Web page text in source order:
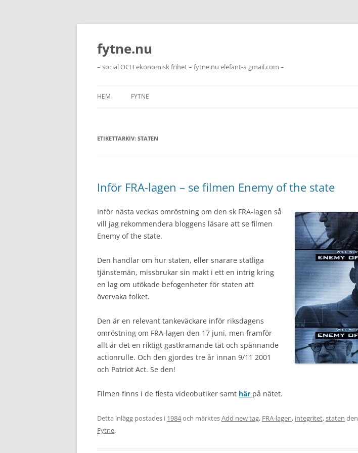
Hoppa
innehåll
fytne.nu
– social OCH ekonomisk frihet – fytne.nu elefant-a gmail.com –
HEM FYTNE
ETIKETTARKIV: STATEN
Inför FRA-lagen – se filmen Enemy of the state
Inför nästa veckas omröstning om den sk FRA-lagen så
vill jag rekommendera bloggens läsare att se filmen
Enemy of the state.
Den handlar om hur staten, eller snarare statliga
tjänstemän, missbrukar sin makt i ett en intrig kring
en lag om utökade befogenheter för staten att
övervaka folket.
Den är en relevant tankeväckare inför riksdagens
omröstning om FRA-lagen den 17 juni, men framför
allt är det en riktigt gastkramande tät och spännande
actionrulle. Och den gjordes tre år innan 9/11 2001
och Patriot Act. Se den!
Filmen finns i de flesta videobutiker samt här på nätet.
Detta inlägg postades i 1984och märktesAdd new tag, FRA-lagen, integritet,staten den
Fytne.